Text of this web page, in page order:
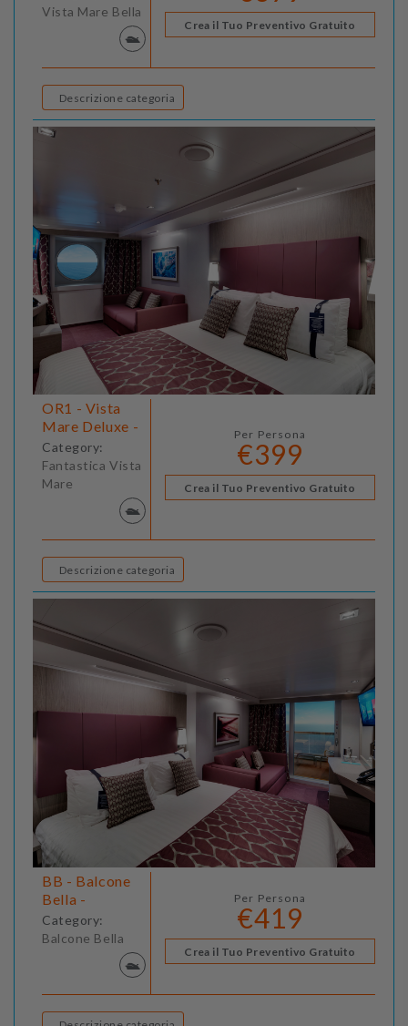
Vista Mare Bella
Crea il Tuo Preventivo Gratuito
Descrizione categoria
OR1 - Vista
Mare Deluxe -
Category:
Fantastica Vista
Mare
Per Persona
€399
Crea il Tuo Preventivo Gratuito
Descrizione categoria
BB - Balcone
Bella -
Category:
Balcone Bella
Per Persona
€419
Crea il Tuo Preventivo Gratuito